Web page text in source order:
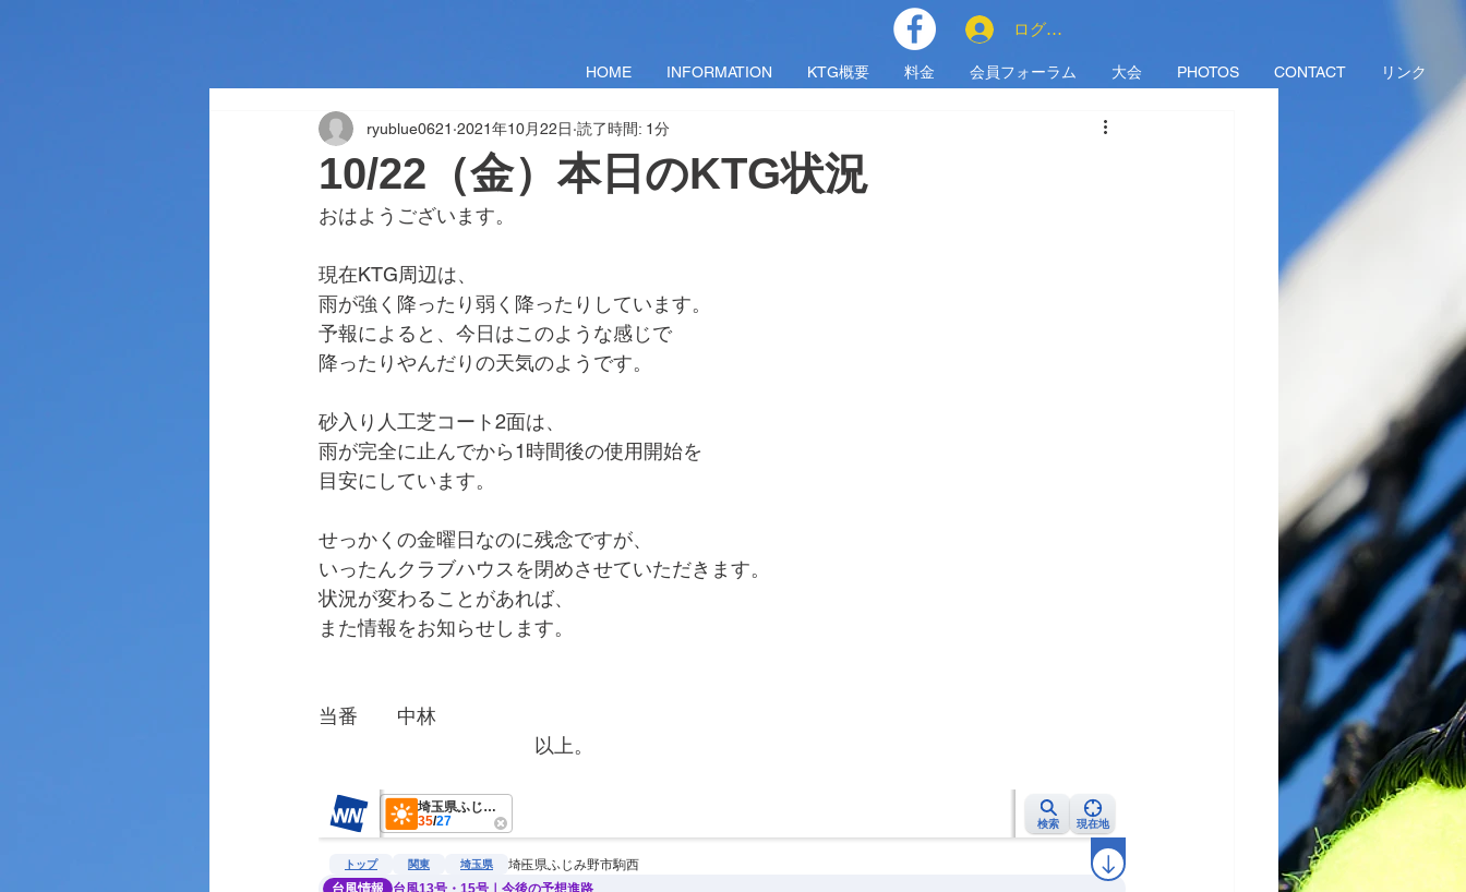
HOME INFORMATION KTG概要 料金 会員フォーラム 大会 PHOTOS CONTACT リンク
ログイン
10/22（金）本日のKTG状況
ryublue0621 2021年10月22日 読了時間: 1分
おはようございます。
現在KTG周辺は、
雨が強く降ったり弱く降ったりしています。
予報によると、今日はこのような感じで
降ったりやんだりの天気のようです。
砂入り人工芝コート2面は、
雨が完全に止んでから1時間後の使用開始を
目安にしています。
せっかくの金曜日なのに残念ですが、
いったんクラブハウスを閉めさせていただきます。
状況が変わることがあれば、
また情報をお知らせします。
当番　　中林
以上。